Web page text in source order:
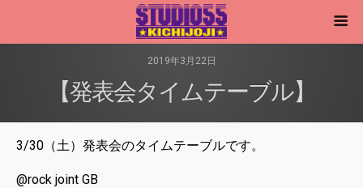
2019年3月22日
【発表会タイムテーブル】
3/30（土）発表会のタイムテーブルです。
@rock joint GB